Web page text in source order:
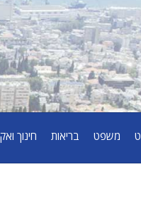
משפט בריאות חינוך